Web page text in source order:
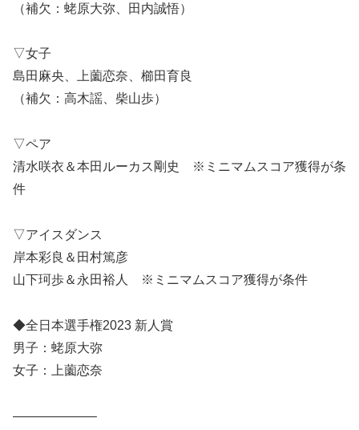
（補欠：蛯原大弥、田内誠悟）
▽女子
島田麻央、上薗恋奈、櫛田育良
（補欠：高木謡、柴山歩）
▽ペア
清水咲衣＆本田ルーカス剛史 ※ミニマムスコア獲得が条
件
▽アイスダンス
岸本彩良＆田村篤彦
山下珂歩＆永田裕人 ※ミニマムスコア獲得が条件
◆全日本選手権2023 新人賞
男子：蛯原大弥
女子：上薗恋奈
——————–